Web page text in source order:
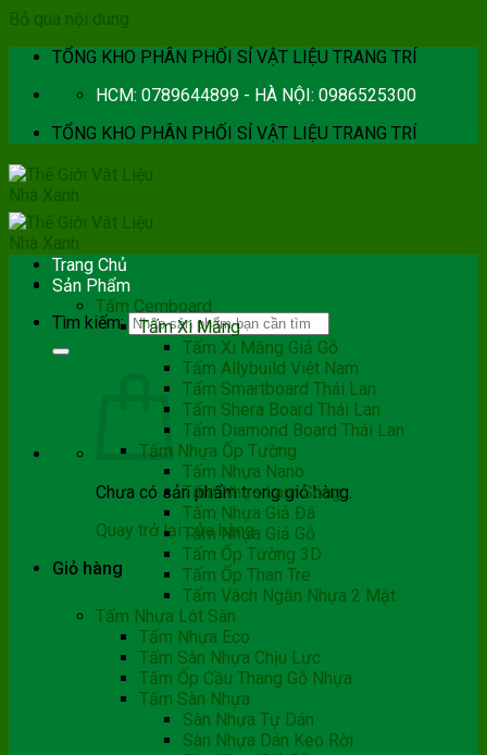
Bỏ qua nội dung
TỔNG KHO PHÂN PHỐI SỈ VẬT LIỆU TRANG TRÍ
HCM: 0789644899 - HÀ NỘI: 0986525300
TỔNG KHO PHÂN PHỐI SỈ VẬT LIỆU TRANG TRÍ
Tìm kiếm:
Chưa có sản phẩm trong giỏ hàng.
Quay trở lại cửa hàng
Giỏ hàng
Trang Chủ
Sản Phẩm
Tấm Cemboard
Tấm Xi Măng
Tấm Xi Măng Giả Gỗ
Tấm Allybuild Việt Nam
Tấm Smartboard Thái Lan
Tấm Shera Board Thái Lan
Tấm Diamond Board Thái Lan
Tấm Nhựa Ốp Tường
Tấm Nhựa Nano
Tấm Nhựa Lam Sóng
Tấm Nhựa Giả Đá
Tấm Nhựa Giả Gỗ
Tấm Ốp Tường 3D
Tấm Ốp Than Tre
Tấm Vách Ngăn Nhựa 2 Mặt
Tấm Nhựa Lót Sàn
Tấm Nhựa Eco
Tấm Sàn Nhựa Chịu Lực
Tấm Ốp Cầu Thang Gỗ Nhựa
Tấm Sàn Nhựa
Sàn Nhựa Tự Dán
Sàn Nhựa Dán Keo Rời